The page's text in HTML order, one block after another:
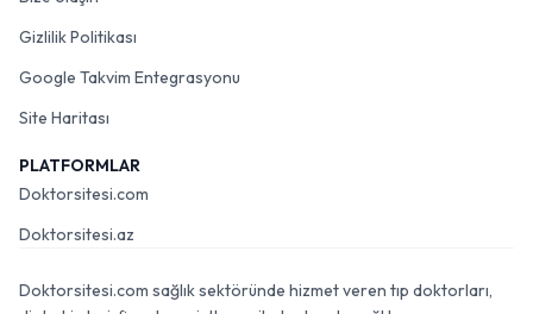
Gizlilik Politikası
Google Takvim Entegrasyonu
Site Haritası
PLATFORMLAR
Doktorsitesi.com
Doktorsitesi.az
Doktorsitesi.com sağlık sektöründe hizmet veren tıp doktorları,